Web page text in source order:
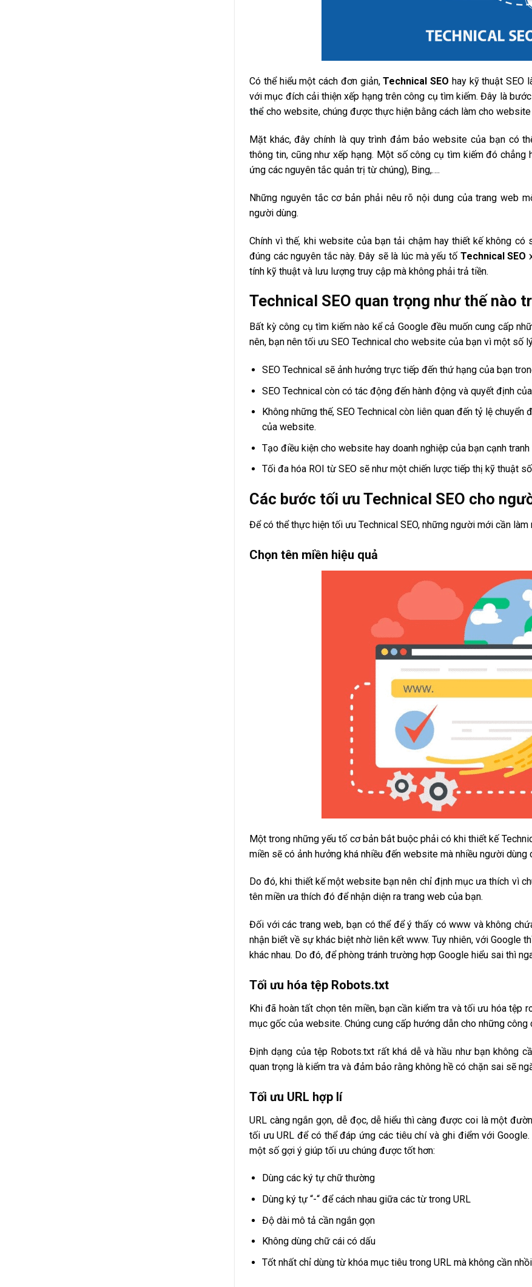
Có thể hiểu một cách đơn giản,Technical SEO hay kỹ thuật SEO
với mục đích cải thiện xếp hạng trên công cụ tìm kiếm. Đây là
thể cho website, chúng được thực hiện bằng cách làm cho
Mặt khác, đây chính là quy trình đảm bảo website của bạn có
thông tin, cũng như xếp hạng. Một số công cụ tìm kiếm đó chẳng
ứng các nguyên tắc quản trị từ chúng), Bing,….
Những nguyên tắc cơ bản phải nêu rõ nội dung của trang web
người dùng.
Chính vì thế, khi website của bạn tải chậm hay thiết kế không có
đúng các nguyên tắc này. Đây sẽ là lúc mà yếu tố Technical SEO
tính kỹ thuật và lưu lượng truy cập mà không phải trả tiền.
Technical SEO quan trọng như thế nào
Bất kỳ công cụ tìm kiếm nào kể cả Google đều muốn cung cấp
nên, bạn nên tối ưu SEO Technical cho website của bạn vì một số
SEO Technical sẽ ảnh hưởng trực tiếp đến thứ hạng của bạn
SEO Technical còn có tác động đến hành động và quyết định
Không những thế, SEO Technical còn liên quan đến tỷ lệ
của website.
Tạo điều kiện cho website hay doanh nghiệp của bạn cạnh
Tối đa hóa ROI từ SEO sẽ như một chiến lược tiếp thị kỹ thuật
Các bước tối ưu Technical SEO cho
Để có thể thực hiện tối ưu Technical SEO, những người mới cần
Chọn tên miền hiệu quả
Một trong những yếu tố cơ bản bắt buộc phải có khi thiết kế
miền sẽ có ảnh hưởng khá nhiều đến website mà nhiều người dùng
Do đó, khi thiết kế một website bạn nên chỉ định mục ưa thích vì
tên miền ưa thích đó để nhận diện ra trang web của bạn.
Đối với các trang web, bạn có thể để ý thấy có www và không
nhận biết về sự khác biệt nhờ liên kết www. Tuy nhiên, với Google
khác nhau. Do đó, để phòng tránh trường hợp Google hiểu sai thì
Tối ưu hóa tệp Robots.txt
Khi đã hoàn tất chọn tên miền, bạn cần kiểm tra và tối ưu hóa tệp
mục gốc của website. Chúng cung cấp hướng dẫn cho những
Định dạng của tệp Robots.txt rất khá dễ và hầu như bạn không
quan trọng là kiểm tra và đảm bảo rằng không hề có chặn sai sẽ
Tối ưu URL hợp lí
URL càng ngắn gọn, dễ đọc, dễ hiểu thì càng được coi là một
tối ưu URL để có thể đáp ứng các tiêu chí và ghi điểm với
một số gợi ý giúp tối ưu chúng được tốt hơn:
Dùng các ký tự chữ thường
Dùng ký tự “-“ để cách nhau giữa các từ trong URL
Độ dài mô tả cần ngắn gọn
Không dùng chữ cái có dấu
Tốt nhất chỉ dùng từ khóa mục tiêu trong URL mà không cần